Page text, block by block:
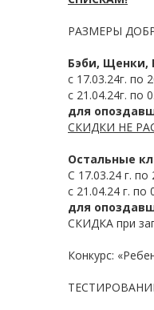
РАЗМЕРЫ
Бэби, Щенки,
с 17.03.24г. по
с 21.04.24г. по
для
СКИДКИ НЕ
Остальные
С 17.03.24 г. по
с 21.04.24 г. по
для
СКИДКА при
Конкурс: